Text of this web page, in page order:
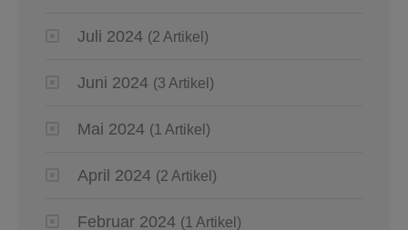
Juli 2024 (2 Artikel)
Juni 2024 (3 Artikel)
Mai 2024 (1 Artikel)
April 2024 (2 Artikel)
Februar 2024 (1 Artikel)